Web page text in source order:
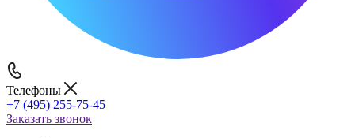
Телефоны
+7 (495) 255-75-45
Заказать звонок